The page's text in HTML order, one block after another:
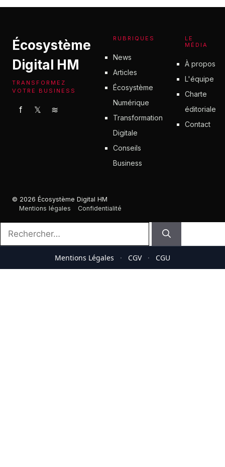
15 juin 2026
Écosystème
Digital HM
TRANSFORMEZ
VOTRE BUSINESS
f 𝕏 ≋
RUBRIQUES
News
Articles
Écosystème
Numérique
Transformation
Digitale
Conseils
Business
LE
MÉDIA
À propos
L'équipe
Charte
éditoriale
Contact
© 2026 Écosystème Digital HM
Mentions légales
Confidentialité
Mentions Légales · CGV · CGU